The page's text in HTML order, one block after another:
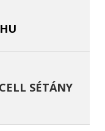
SÉTÁNY